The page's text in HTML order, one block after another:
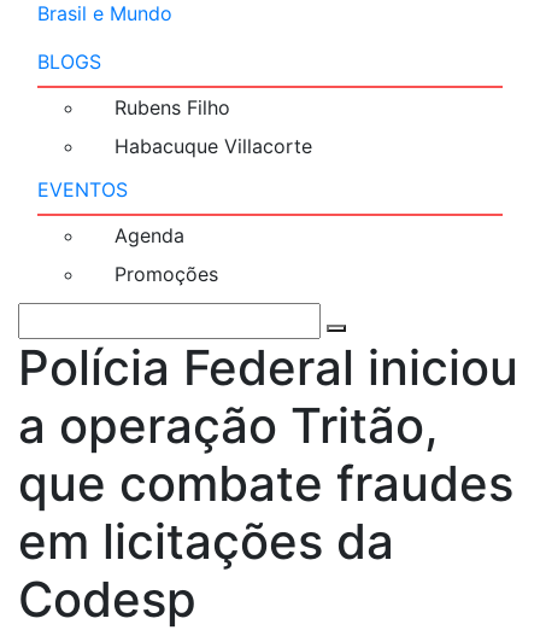
Brasil e Mundo
BLOGS
Rubens Filho
Habacuque Villacorte
EVENTOS
Agenda
Promoções
Polícia Federal iniciou
a operação Tritão,
que combate fraudes
em licitações da
Codesp